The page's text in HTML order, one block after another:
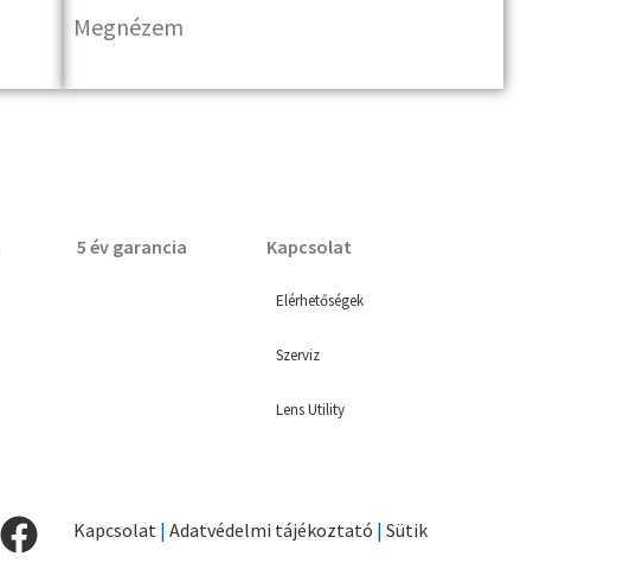
Megnézem
5 év garancia Kapcsolat
Elérhetőségek
Szerviz
Lens Utility
Kapcsolat | Adatvédelmi tájékoztató | Sütik